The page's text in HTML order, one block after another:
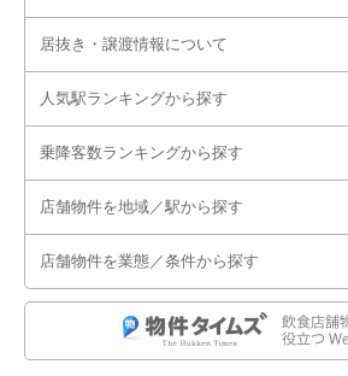
居抜き・譲渡情報について
人気駅ランキングから探す
乗降客数ランキングから探す
店舗物件を地域／駅から探す
店舗物件を業態／条件から探す